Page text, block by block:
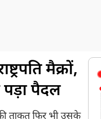
मैक्रों,
पड़ा पैदल